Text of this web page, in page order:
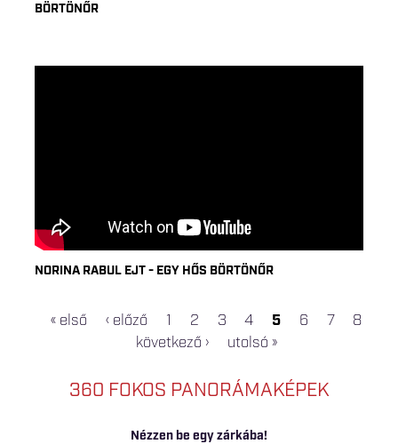
BÖRTÖNŐR
NORINA RABUL EJT - EGY HŐS BÖRTÖNŐR
OLDALAK
« első ‹ előző 1 2 3 4 5 6 7
8
következő ›
utolsó »
360 FOKOS PANORÁMAKÉPEK
Nézzen be egy zárkába!